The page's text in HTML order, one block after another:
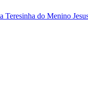
Teresinha do Menino